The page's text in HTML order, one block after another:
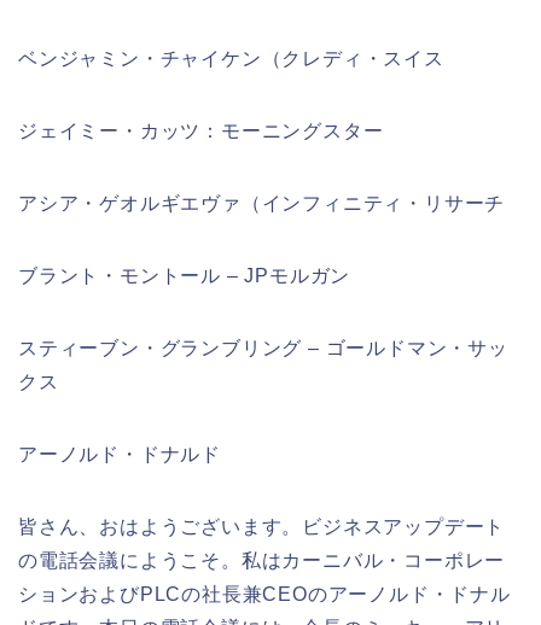
ベンジャミン・チャイケン（クレディ・スイス
ジェイミー・カッツ：モーニングスター
アシア・ゲオルギエヴァ（インフィニティ・リサーチ
ブラント・モントール – JPモルガン
スティーブン・グランブリング – ゴールドマン・サッ
クス
アーノルド・ドナルド
皆さん、おはようございます。ビジネスアップデート
の電話会議にようこそ。私はカーニバル・コーポレー
ションおよびPLCの社長兼CEOのアーノルド・ドナル